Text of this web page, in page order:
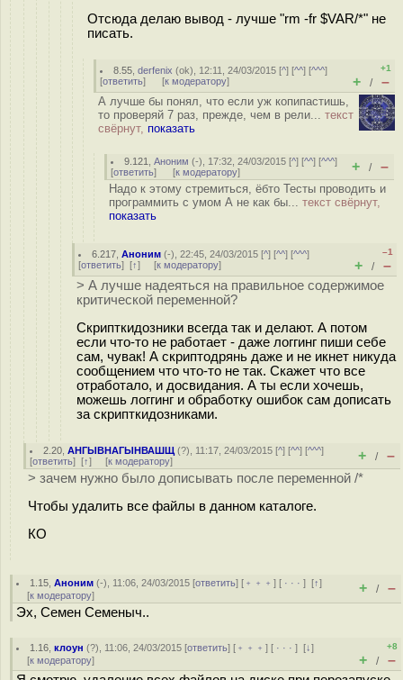
Отсюда делаю вывод - лучше "rm -fr $VAR/*" не
писать.
8.55 ,derfenix (ok), 12:11, 24/03/2015 [^] [^^] [^^^]
[ответить] [к модератору]
+1
+ / –
А лучше бы понял, что если уж копипастишь,
то проверяй 7 раз, прежде, чем в рели... текст
свёрнут, показать
9.121 ,Аноним (-), 17:32, 24/03/2015 [^] [^^] [^^^]
[ответить] [к модератору] + / –
Надо к этому стремиться, ёбто Тесты проводить и
программить с умом А не как бы... текст свёрнут,
показать
6.217 ,Аноним (-), 22:45, 24/03/2015 [^] [^^] [^^^]
[ответить] [↑] [к модератору]
–1
+ / –
> А лучше надеяться на правильное содержимое
критической переменной?
Скрипткидозники всегда так и делают. А потом
если что-то не работает - даже логгинг пиши себе
сам, чувак! А скриптодрянь даже и не икнет никуда
сообщением что что-то не так. Скажет что все
отработало, и досвидания. А ты если хочешь,
можешь логгинг и обработку ошибок сам дописать
за скрипткидозниками.
2.20 ,АНГЫВНАГЫНВАШЩ (?), 11:17, 24/03/2015 [^] [^^] [^^^]
[ответить] [↑] [к модератору] + / –
> зачем нужно было дописывать после переменной /*
Чтобы удалить все файлы в данном каталоге.
КО
1.15 ,Аноним (-), 11:06, 24/03/2015 [ответить] [ ﹢﹢﹢] [ · · ·][↑]
[к модератору] + / –
Эх, Семен Семеныч..
1.16 ,клоун (?), 11:06, 24/03/2015 [ответить] [ ﹢﹢﹢] [ · · ·][↓]
[к модератору]
+8
+ / –